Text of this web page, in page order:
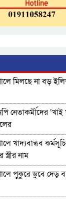
মিলছে না বড়
নেতাকর্মীদের
খাদ্যবান্ধব
স্ত্রীর নাম
পুকুরে ডুবে দেড়